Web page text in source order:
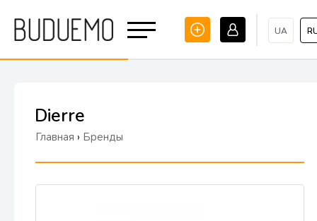
UA
Dierre
Главная › Бренды